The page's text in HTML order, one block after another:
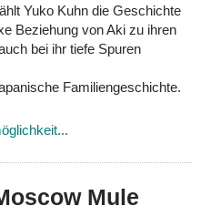
Yuko Kuhn die Geschichte
Beziehung von Aki zu ihren
bei ihr tiefe Spuren
Familiengeschichte.
Mule